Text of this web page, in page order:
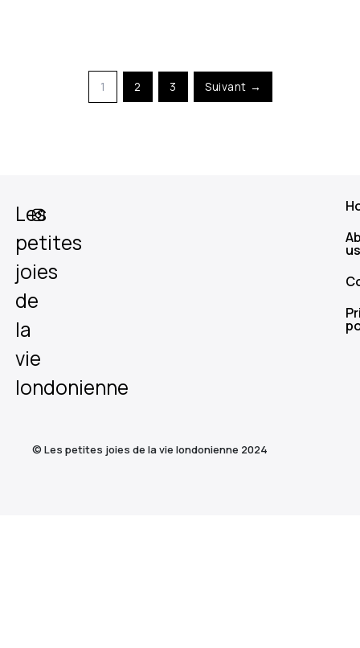
1 2 3 Suivant →
Les
petites
joies
de
la
vie
londonienne
us
© Les petites joies de la vie londonienne 2024